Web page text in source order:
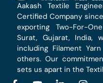
Aakash Textile
Certified Company
exporting Two-For-
Surat, Gujarat, India,
including Filament
others. Our
sets us apart in the